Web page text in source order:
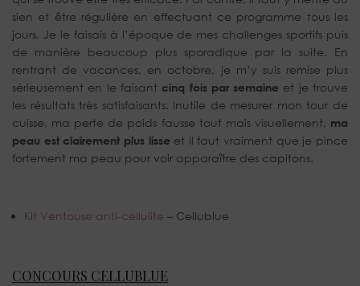
sien et être régulière en effectuant ce programme tous les
jours. Je le faisais à l’époque de mes challenges sportifs puis
de manière beaucoup plus sporadique par la suite. En
rentrant de vacances, en octobre, je m’y suis remise plus
sérieusement en le faisant cinq fois par semaine et je trouve
les résultats très satisfaisants. Inutile de mesurer mon tour de
cuisse, ma perte de poids fausse tout mais visuellement, ma
peau est clairement plus lisse et il faut vraiment que je pince
fortement ma peau pour voir apparaître des capitons.
Kit Ventouse anti-cellulite – Cellublue
CONCOURS CELLUBLUE